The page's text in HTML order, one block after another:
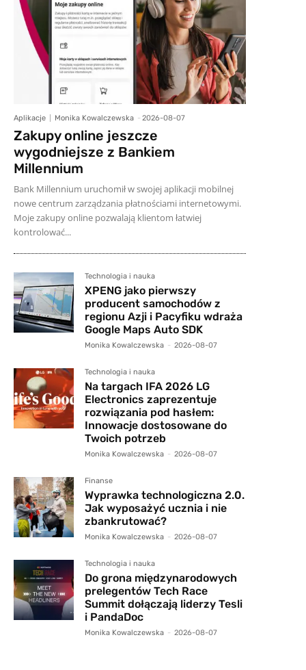
Aplikacje Monika Kowalczewska - 2026-08-07
Zakupy online jeszcze
wygodniejsze z Bankiem
Millennium
Bank Millennium uruchomił w swojej aplikacji mobilnej
nowe centrum zarządzania płatnościami internetowymi.
Moje zakupy online pozwalają klientom łatwiej
kontrolować...
Technologia i nauka
XPENG jako pierwszy
producent samochodów z
regionu Azji i Pacyfiku wdraża
Google Maps Auto SDK
Monika Kowalczewska - 2026-08-07
Technologia i nauka
Na targach IFA 2026 LG
Electronics zaprezentuje
rozwiązania pod hasłem:
Innowacje dostosowane do
Twoich potrzeb
Monika Kowalczewska - 2026-08-07
Finanse
Wyprawka technologiczna 2.0.
Jak wyposażyć ucznia i nie
zbankrutować?
Monika Kowalczewska - 2026-08-07
Technologia i nauka
Do grona międzynarodowych
prelegentów Tech Race
Summit dołączają liderzy Tesli
i PandaDoc
Monika Kowalczewska - 2026-08-07